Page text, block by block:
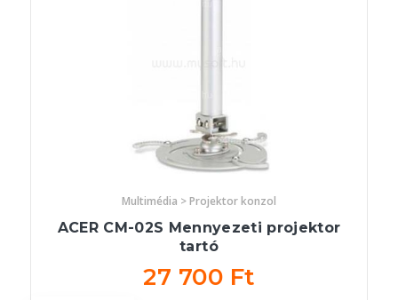
Multimédia > Projektor konzol
ACER CM-02S Mennyezeti projektor
tartó
27 700 Ft